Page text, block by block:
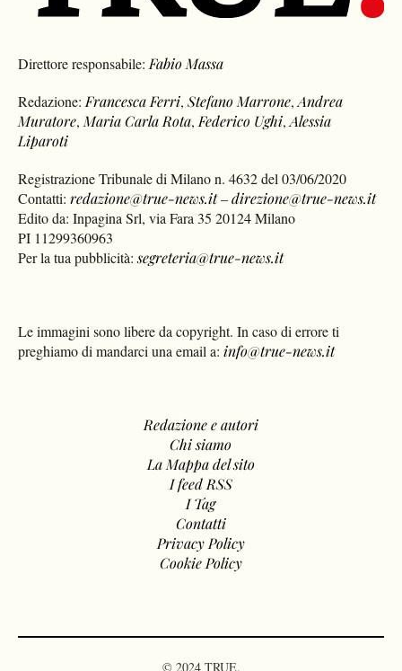
Direttore responsabile: Fabio Massa
Redazione: Francesca Ferri,Stefano Marrone,Andrea
Muratore, Maria Carla Rota, Federico Ughi,Alessia
Liparoti
Registrazione Tribunale di Milano n. 4632 del 03/06/2020
Contatti:redazione@true-news.it–direzione@true-news.it
Edito da: Inpagina Srl, via Fara 35 20124 Milano
PI 11299360963
Per la tua pubblicità:segreteria@true-news.it
Le immagini sono libere da copyright. In caso di errore ti
preghiamo di mandarci una email a: info@true-news.it
Redazione e autori
Chi siamo
La Mappa del sito
I feed RSS
I Tag
Contatti
Privacy Policy
Cookie Policy
© 2024 TRUE.